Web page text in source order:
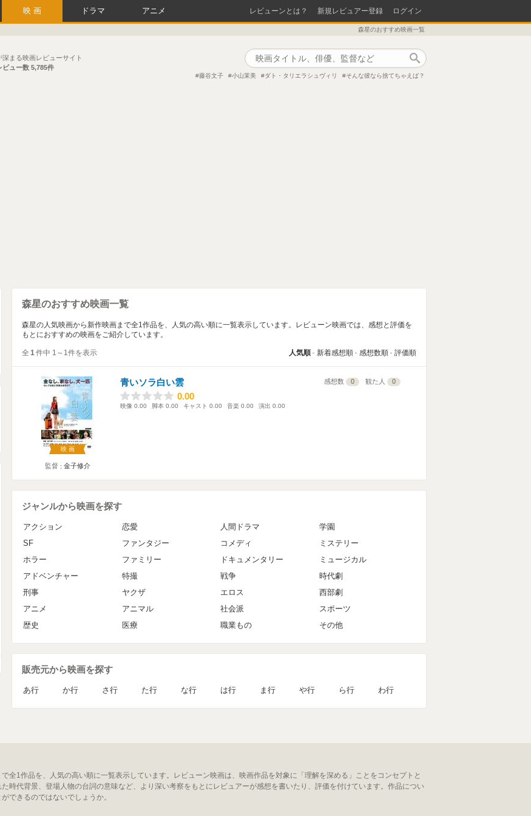
映画 ドラマ アニメ レビューンとは？ 新規レビュアー登録 ログイン
森星のおすすめ映画一覧
深まる映画レビューサイト
ビュー数 5,785件
藤谷文子 小山茉美 ダト・タリエラシュヴィリ そんな彼なら捨てちゃえば？
森星のおすすめ映画一覧
森星の人気映画から新作映画まで全1作品を、人気の高い順に一覧表示しています。レビューン映画では、感想と評価を
もとにおすすめの映画をご紹介しています。
全 1件中 1～1件を表示 人気順 新着感想順 感想数順 評価順
映画
監督 金子修介
青いソラ白い雲 感想数 0 観た人 0
0.00
0.00
映像 0.00 脚本 0.00 キャスト 0.00 音楽 0.00 演出 0.00
ジャンルから映画を探す
アクション 恋愛 人間ドラマ
学園
SF
ファンタジー コメディ
ミステリー
ホラー
ファミリー ドキュメンタリー
ミュージカル
アドベンチャー
特撮 戦争
時代劇
刑事
ヤクザ エロス
西部劇
アニメ
アニマル 社会派
スポーツ
歴史
医療 職業もの その他
販売元から映画を探す
あ行 か行 さ行 た行 な行 は行 ま行 や行 ら行 わ行
全1作品を、人気の高い順に一覧表示しています。レビューン映画は、映画作品を対象に「理解を深める」ことをコンセプトと
時代背景、登場人物の台詞の意味など、より深い考察をもとにレビュアーが感想を書いたり、評価を付けています。作品につい
できるのではないでしょうか。